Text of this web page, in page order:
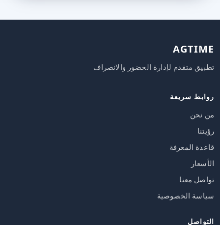
AGTIME
تطبيق متقدم لإدارة الحضور والانصراف
روابط سريعة
من نحن
رؤيتنا
قاعدة المعرفة
الأسعار
تواصل معنا
سياسة الخصوصية
التواصل